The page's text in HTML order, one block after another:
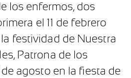
los enfermos, dos
el 11 de febrero
festividad de Nuestra
Patrona de los
agosto en la fiesta de